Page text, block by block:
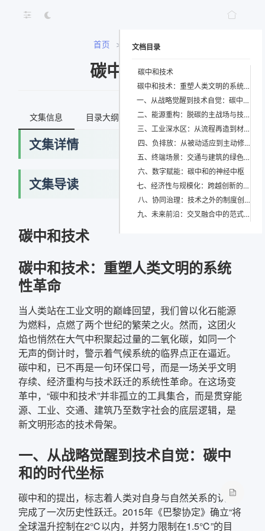
首页 > 碳中和技术
碳中和技术
文集信息 目录大纲 最新文档 知识宇宙
文集详情
文集导读
碳中和技术
碳中和技术：重塑人类文明的系统
性革命
当人类站在工业文明的巅峰回望，我们曾以化石能源
为燃料，点燃了两个世纪的繁荣之火。然而，这团火
焰也悄然在大气中积聚起过量的二氧化碳，如同一个
无声的倒计时，警示着气候系统的临界点正在逼近。
碳中和，已不再是一句环保口号，而是一场关乎文明
存续、经济重构与技术跃迁的系统性革命。在这场变
革中，“碳中和技术”并非孤立的工具集合，而是贯穿能
源、工业、交通、建筑乃至数字社会的底层逻辑，是
新文明形态的技术骨架。
一、从战略觉醒到技术自觉：碳中
和的时代坐标
碳中和的提出，标志着人类对自身与自然关系的认知
完成了一次历史性跃迁。2015年《巴黎协定》确立“将
全球温升控制在2℃以内，并努力限制在1.5℃”的目
文档目录
碳中和技术
碳中和技术：重塑人类文明的系统性革命
一、从战略觉醒到技术自觉：碳中和的时代坐标
二、能源重构：脱碳的主战场与技术引擎
三、工业深水区：从流程再造到材料革命
四、负排放：从被动适应到主动修复
五、终端场景：交通与建筑的绿色肌理
六、数字赋能：碳中和的神经中枢
七、经济性与规模化：跨越创新的“死亡之谷”
八、协同治理：技术之外的制度创新
九、未来前沿：交叉融合中的范式跃迁
复制弹框内信息